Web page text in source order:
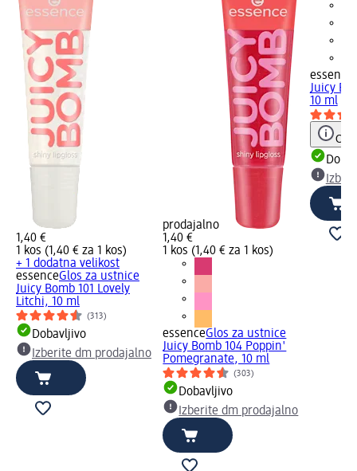
1,40 €
1 kos (1,40 € za 1 kos)
+ 1 dodatna velikost
essenceGlos za ustnice
Juicy Bomb 101 Lovely
Litchi, 10 ml
(313)
Dobavljivo
Izberite dm prodajalno
prodajalno
1,40 €
1 kos (1,40 € za 1 kos)
essenceGlos za ustnice
Juicy Bomb 104 Poppin'
Pomegranate, 10 ml
(303)
Dobavljivo
Izberite dm prodajalno
essence
Juicy
10 ml